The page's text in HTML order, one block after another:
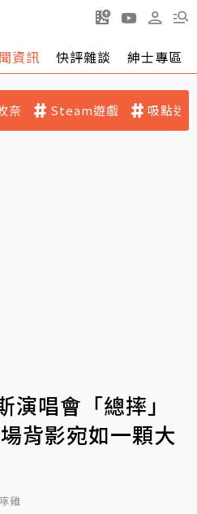
資訊 快評雜談 紳士專區
奈 Steam遊戲 吸點迷
唱會「總摔」
背影宛如一顆大
雞